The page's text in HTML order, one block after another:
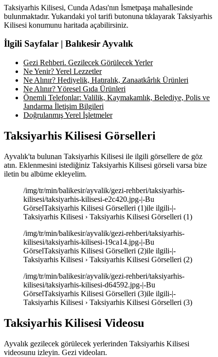
Taksiyarhis Kilisesi, Cunda Adası'nın İsmetpaşa mahallesinde
bulunmaktadır. Yukarıdaki yol tarifi butonuna tıklayarak Taksiyarhis
Kilisesi konumunu haritada açabilirsiniz.
İlgili Sayfalar | Balıkesir Ayvalık
Gezi Rehberi. Gezilecek Görülecek Yerler
Ne Yenir? Yerel Lezzetler
Ne Alınır? Hediyelik, Hatıralık, Zanaatkârlık Ürünleri
Ne Alınır? Yöresel Gıda Ürünleri
Önemli Telefonlar: Valilik, Kaymakamlık, Belediye, Polis ve
Jandarma İletişim Bilgileri
Doğrulanmış Yerel İşletmeler
Taksiyarhis Kilisesi Görselleri
Ayvalık'ta bulunan Taksiyarhis Kilisesi ile ilgili görsellere de göz
atın. Eklenmesini istediğiniz Taksiyarhis Kilisesi görseli varsa bize
iletin bu albüme ekleyelim.
/img/tr/min/balikesir/ayvalik/gezi-rehberi/taksiyarhis-
kilisesi/taksiyarhis-kilisesi-e2c420.jpg-|-Bu
GörselTaksiyarhis Kilisesi Görselleri (1)ile ilgili-|-
Taksiyarhis Kilisesi › Taksiyarhis Kilisesi Görselleri (1)
/img/tr/min/balikesir/ayvalik/gezi-rehberi/taksiyarhis-
kilisesi/taksiyarhis-kilisesi-19ca14.jpg-|-Bu
GörselTaksiyarhis Kilisesi Görselleri (2)ile ilgili-|-
Taksiyarhis Kilisesi › Taksiyarhis Kilisesi Görselleri (2)
/img/tr/min/balikesir/ayvalik/gezi-rehberi/taksiyarhis-
kilisesi/taksiyarhis-kilisesi-d64592.jpg-|-Bu
GörselTaksiyarhis Kilisesi Görselleri (3)ile ilgili-|-
Taksiyarhis Kilisesi › Taksiyarhis Kilisesi Görselleri (3)
Taksiyarhis Kilisesi Videosu
Ayvalık gezilecek görülecek yerlerinden Taksiyarhis Kilisesi
videosunu izleyin. Gezi videoları.